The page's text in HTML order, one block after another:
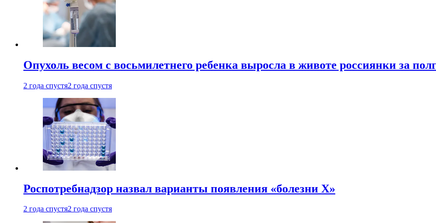
Опухоль весом с восьмилетнего ребенка выросла в животе россиянки за
2 года спустя2 года спустя
Роспотребнадзор назвал варианты появления «болезни Х»
2 года спустя2 года спустя